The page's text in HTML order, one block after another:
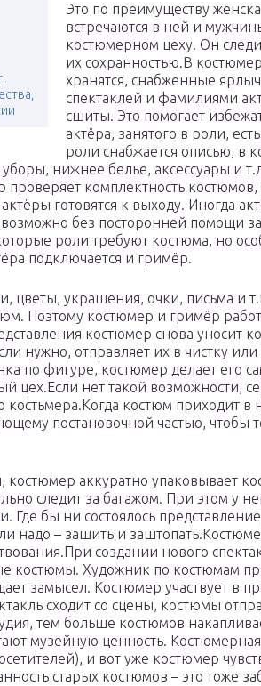
Это по преимуществу
встречаются в ней и
костюмерном цеху. Он
их сохранностью.В
хранятся, снабженные
спектаклей и фамилиями
сшиты. Это помогает
актёра, занятого в роли,
роли снабжается описью, в
нижнее белье, аксессуары и
проверяет комплектность
готовятся к выходу. Иногда
без посторонней помощи
роли требуют костюма, но
подключается и гримёр.
цветы, украшения, очки, письма и
Поэтому костюмер и гримёр
костюмер снова уносит
нужно, отправляет их в чистку
по фигуре, костюмер делает его
цех.Если нет такой возможности,
костьмера.Когда костюм приходит в
постановочной частью, чтобы
костюмер аккуратно упаковывает
следит за багажом. При этом у
Где бы ни состоялось
надо – зашить и
создании нового
костюмы. Художник по костюмам
замысел. Костюмер участвует в
сходит со сцены, костюмы
тем больше костюмов
музейную ценность. Костюмерная
и вот уже костюмер
старых костюмов – это тоже